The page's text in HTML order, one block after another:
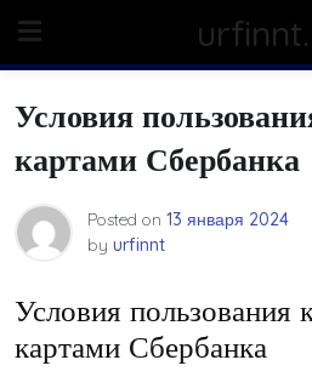
content
Условия
картами Сбербанка
Posted on 13 января 2024
by urfinnt
Условия пользования
картами Сбербанка